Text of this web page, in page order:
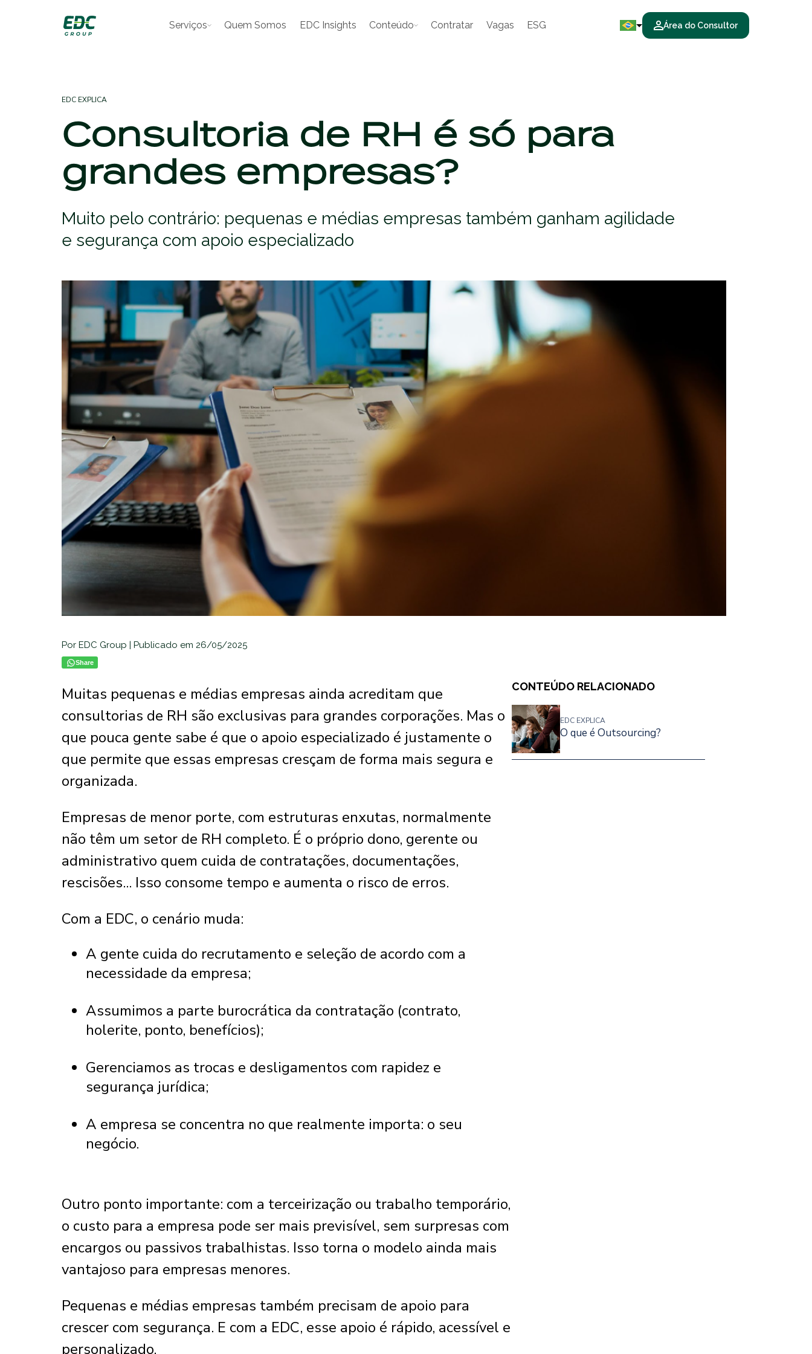
Serviços Quem Somos EDC Insights Conteúdo Contratar Vagas ESG Área do Consultor
EDC EXPLICA
Consultoria de RH é só para
grandes empresas?
Muito pelo contrário: pequenas e médias empresas também ganham agilidade
e segurança com apoio especializado
Por EDC Group | Publicado em 26/05/2025
Share
Muitas pequenas e médias empresas ainda acreditam que
consultorias de RH são exclusivas para grandes corporações. Mas o
que pouca gente sabe é que o apoio especializado é justamente o
que permite que essas empresas cresçam de forma mais segura e
organizada.
Empresas de menor porte, com estruturas enxutas, normalmente
não têm um setor de RH completo. É o próprio dono, gerente ou
administrativo quem cuida de contratações, documentações,
rescisões... Isso consome tempo e aumenta o risco de erros.
Com a EDC, o cenário muda:
A gente cuida do recrutamento e seleção de acordo com a
necessidade da empresa;
Assumimos a parte burocrática da contratação (contrato,
holerite, ponto, benefícios);
Gerenciamos as trocas e desligamentos com rapidez e
segurança jurídica;
A empresa se concentra no que realmente importa: o seu
negócio.
Outro ponto importante: com a terceirização ou trabalho temporário,
o custo para a empresa pode ser mais previsível, sem surpresas com
encargos ou passivos trabalhistas. Isso torna o modelo ainda mais
vantajoso para empresas menores.
Pequenas e médias empresas também precisam de apoio para
crescer com segurança. E com a EDC, esse apoio é rápido, acessível e
personalizado.
CONTEÚDO RELACIONADO
EDC EXPLICA
O que é Outsourcing?